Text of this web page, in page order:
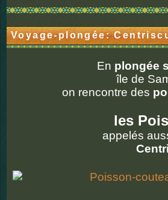
Voyage-plongée:
En plongée
île de
on rencontre des
les
appelés